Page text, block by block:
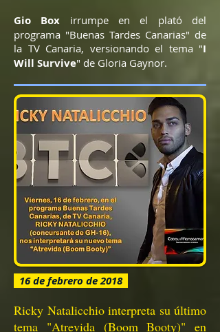
Gio Box irrumpe en el plató del
programa "Buenas Tardes Canarias" de
la TV Canaria, versionando el tema "I
Will Survive" de Gloria Gaynor.
16 de febrero de 2018
Ricky Natalicchio interpreta su último
tema "Atrevida (Boom Booty)" en